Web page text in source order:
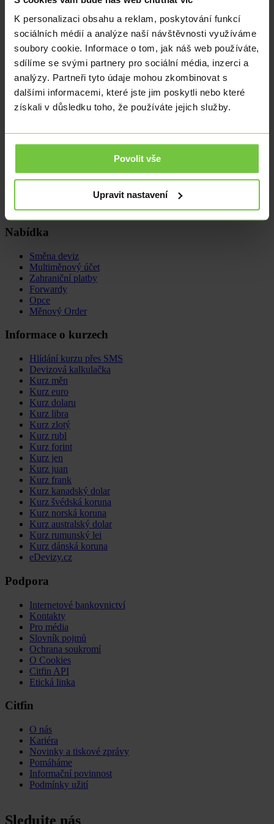
K personalizaci obsahu a reklam, poskytování funkcí
sociálních médií a analýze naší návštěvnosti využíváme
soubory cookie. Informace o tom, jak náš web používáte,
sdílíme se svými partnery pro sociální média, inzerci a
analýzy. Partneři tyto údaje mohou zkombinovat s
dalšími informacemi, které jste jim poskytli nebo které
získali v důsledku toho, že používáte jejich služby.
Povolit vše
Upravit nastavení
Přidáte se k nám, prosím?
Stačí pouzekliknout . Na každý váš dar vám obratem Domov Sue
Ryder vystaví darovací smlouvu. Darovanou částku si můžete
posléze odepsat z daní!
Webová adresa výzvy je
https://www.darujme.cz/projekt/1201693#informace
Martina Zvěřinovámartina.zverinova@citfin.cz
+420 234
Chief Executive Officer
Nabídka
Směna deviz
Multiměnový účet
Zahraniční platby
Forwardy
Opce
Měnový Order
Informace o kurzech
Hlídání kurzu přes SMS
Devizová kalkulačka
Kurz měn
Kurz euro
Kurz dolaru
Kurz libra
Kurz zlotý
Kurz rubl
Kurz forint
Kurz jen
Kurz juan
Kurz frank
Kurz kanadský dolar
Kurz švédská koruna
Kurz norská koruna
Kurz australský dolar
Kurz rumunský lei
Kurz dánská koruna
eDevizy.cz
Podpora
Internetové bankovnictví
Kontakty
Pro média
Slovník pojmů
Ochrana soukromí
O Cookies
Citfin API
Etická linka
Citfin
O nás
Kariéra
Novinky a tiskové zprávy
Pomáháme
Informační povinnost
Podmínky užití
Sledujte nás